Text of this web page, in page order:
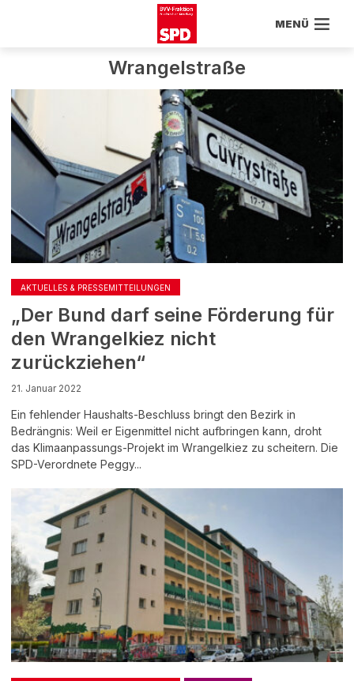
MENÜ
Wrangelstraße
AKTUELLES & PRESSEMITTEILUNGEN
„Der Bund darf seine Förderung für
den Wrangelkiez nicht
zurückziehen“
21. Januar 2022
Ein fehlender Haushalts-Beschluss bringt den Bezirk in
Bedrängnis: Weil er Eigenmittel nicht aufbringen kann, droht
das Klimaanpassungs-Projekt im Wrangelkiez zu scheitern. Die
SPD-Verordnete Peggy...